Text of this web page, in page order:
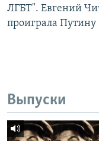
ЛГБТ". Евгений
проиграла Путину
Выпуски